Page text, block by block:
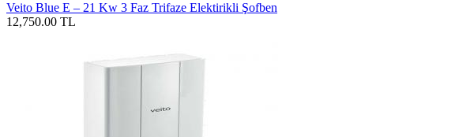
Veito Blue E – 21 Kw 3 Faz Trifaze Elektirikli Şofben
12,750.00 TL